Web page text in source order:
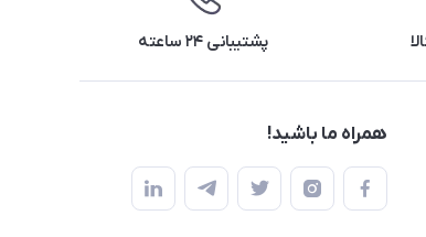
پشتیبانی ۲۴ ساعته
همراه ما باشید!